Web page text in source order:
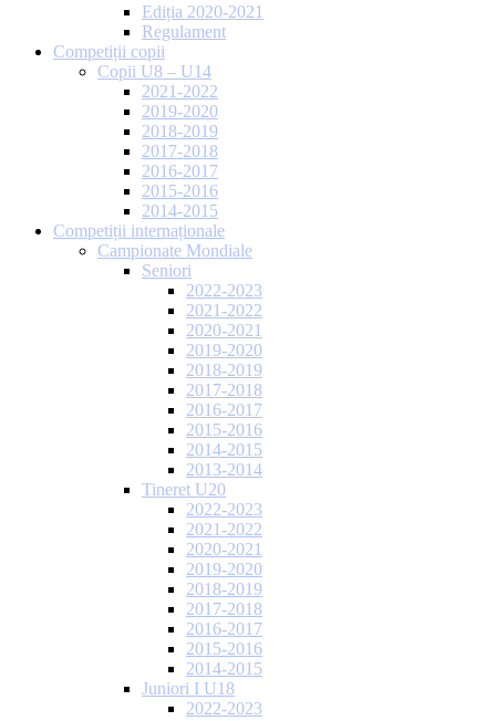
Ediția 2020-2021
Regulament
Competiții copii
Copii U8 – U14
2021-2022
2019-2020
2018-2019
2017-2018
2016-2017
2015-2016
2014-2015
Competiții internaționale
Campionate Mondiale
Seniori
2022-2023
2021-2022
2020-2021
2019-2020
2018-2019
2017-2018
2016-2017
2015-2016
2014-2015
2013-2014
Tineret U20
2022-2023
2021-2022
2020-2021
2019-2020
2018-2019
2017-2018
2016-2017
2015-2016
2014-2015
Juniori I U18
2022-2023